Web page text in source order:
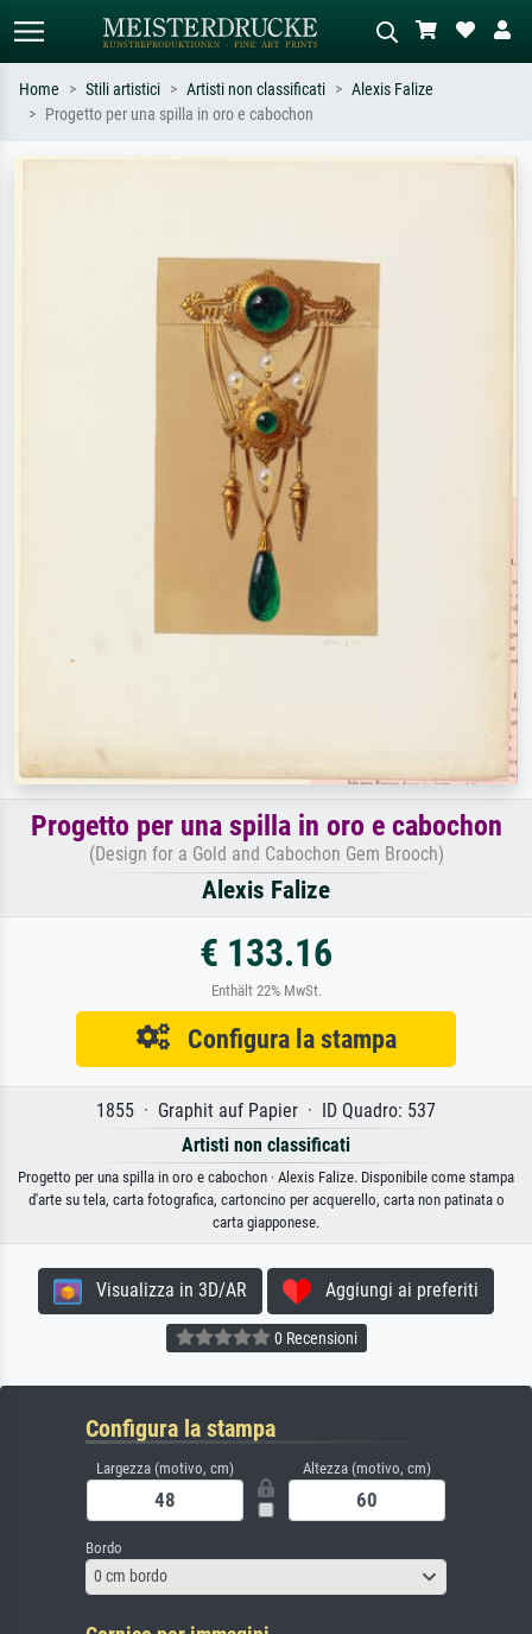
Home Stili artistici Artisti non classificati
Alexis Falize
Progetto per una spilla in oro e cabochon
Progetto per una spilla in oro e cabochon
(Design for a Gold and Cabochon Gem Brooch)
Alexis Falize
€ 133.16
Enthält 22% MwSt.
Configura la stampa
1855 · Graphit auf Papier · ID Quadro: 537
Artisti non classificati
Progetto per una spilla in oro e cabochon · Alexis Falize. Disponibile come stampa
d'arte su tela, carta fotografica, cartoncino per acquerello, carta non patinata o
carta giapponese.
Visualizza in 3D/AR Aggiungi ai preferiti
0 Recensioni
Configura la stampa
Largezza (motivo, cm) Altezza (motivo, cm)
Bordo
0 cm bordo